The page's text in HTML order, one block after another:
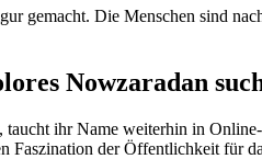
gemacht. Die Menschen sind
Nowzaradan
ihr Name weiterhin in
der Öffentlichkeit für